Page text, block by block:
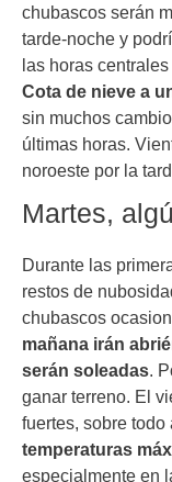
chubascos serán
tarde-noche y
las horas
Cota de nieve a
sin muchos
últimas horas.
noroeste por la
Martes,
Durante las
restos de
chubascos
mañana irán
serán soleadas.
ganar terreno. El
fuertes, sobre todo
temperaturas
especialmente en